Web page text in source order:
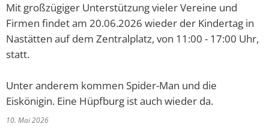
Gewerbetour
Bürgerservice online - Satzungen,
Veranstaltungen
Unsere Bienenhoheiten
Vielfalt Rhein-Lahn-Limes
Blaumachen
Freies WLAN
Jugendhaus Hahnenmühle
Abfallkalender
Mit großzügiger Unterstützung vieler Vereine und
Firmen findet am 20.06.2026 wieder der Kindertag in
Nastätten auf dem Zentralplatz, von 11:00 - 17:00 Uhr,
statt.
Unter anderem kommen Spider-Man und die
Eiskönigin. Eine Hüpfburg ist auch wieder da.
10. Mai 2026